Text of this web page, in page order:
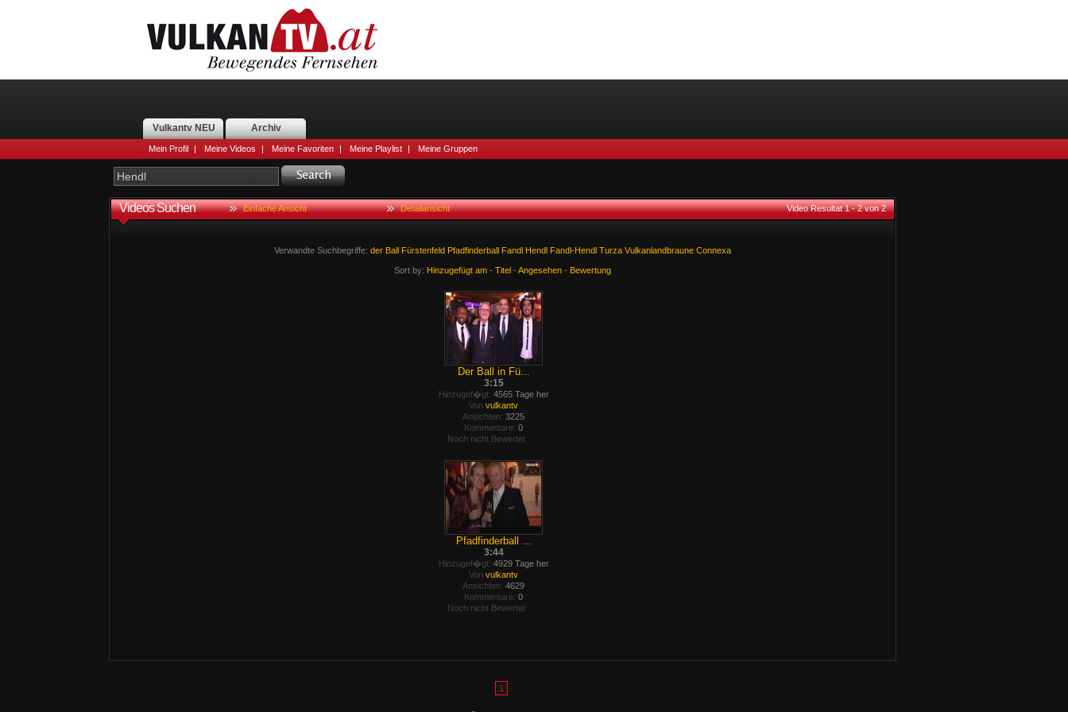
Vulkantv NEU Archiv
Mein Profil | Meine Videos | Meine Favoriten | Meine Playlist | Meine Gruppen
Videos Suchen Einfache Ansicht Detailansicht Video Resultat 1 - 2 von 2
Verwandte Suchbegriffe: der Ball Fürstenfeld Pfadfinderball Fandl Hendl Fandl-Hendl Turza Vulkanlandbraune Connexa
Sort by: Hinzugefügt am - Titel - Angesehen - Bewertung
Der Ball in Fü...
3:15
Hinzugef�gt: 4565 Tage her
Von vulkantv
Ansichten: 3225
Kommentare: 0
Noch nicht Bewertet
Pfadfinderball ...
3:44
Hinzugef�gt: 4929 Tage her
Von vulkantv
Ansichten: 4629
Kommentare: 0
Noch nicht Bewertet
1